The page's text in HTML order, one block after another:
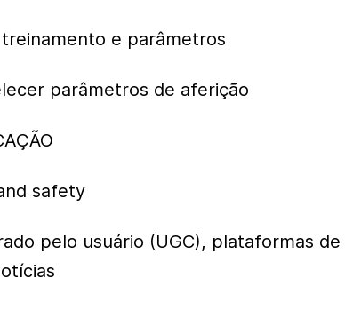
treinamento e parâmetros
parâmetros de aferição
safety
pelo usuário (UGC), plataformas de